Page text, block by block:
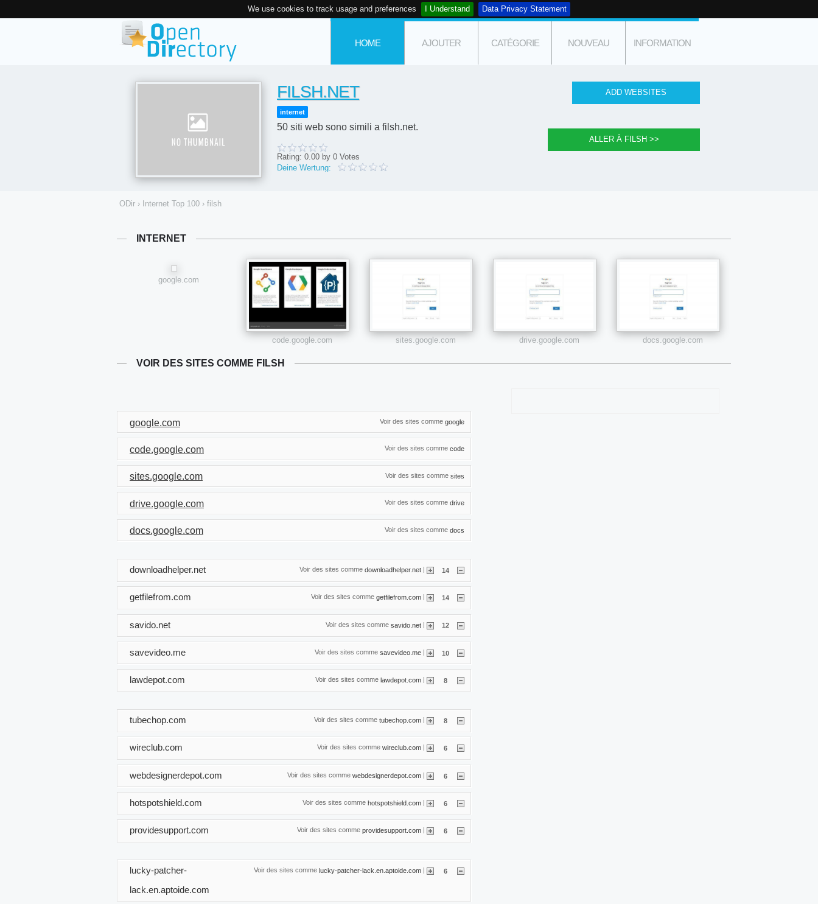
We use cookies to track usage and preferences I Understand Data Privacy Statement
HOME AJOUTER CATÉGORIE NOUVEAU INFORMATION
FILSH.NET
internet
50 siti web sono simili a filsh.net.
Rating: 0.00 by 0 Votes
Deine Wertung:
ODir › Internet Top 100 › filsh
INTERNET
google.com
code.google.com sites.google.com drive.google.com docs.google.com
VOIR DES SITES COMME FILSH
Voir des sites comme google
google.com
Voir des sites comme code
code.google.com
Voir des sites comme sites
sites.google.com
Voir des sites comme drive
drive.google.com
Voir des sites comme docs
docs.google.com
Voir des sites comme downloadhelper.net | 14
downloadhelper.net
Voir des sites comme getfilefrom.com 14
getfilefrom.com
Voir des sites comme savido.net | 12
savido.net
Voir des sites comme savevideo.me | 10
savevideo.me
Voir des sites comme lawdepot.com | 8
lawdepot.com
Voir des sites comme tubechop.com 8
tubechop.com
Voir des sites comme wireclub.com 6
wireclub.com
Voir des sites comme webdesignerdepot.com | 6
webdesignerdepot.com
Voir des sites comme hotspotshield.com | 6
hotspotshield.com
Voir des sites comme providesupport.com | 6
providesupport.com
Voir des sites comme lucky-patcher-lack.en.aptoide.com 6
lucky-patcher-
lack.en.aptoide.com